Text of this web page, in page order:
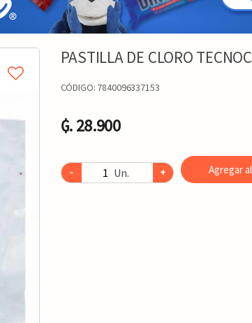
PASTILLA DE CLORO
CÓDIGO: 7840096337153
₲. 28.900
- Un. + Agregar